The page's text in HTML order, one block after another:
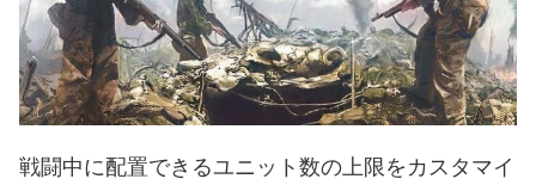
戦闘中に配置できるユニット数の上限をカスタマイ